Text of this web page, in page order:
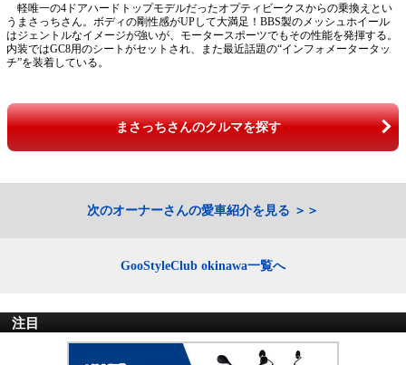
軽唯一の4ドアハードトップモデルだったオプティビークスからの乗換えとい
うまさっちさん。ボディの剛性感がUPして大満足！BBS製のメッシュホイール
はジェントルなイメージが強いが、モータースポーツでもその性能を発揮する。
内装ではGC8用のシートがセットされ、また最近話題の“インフォメータータッ
チ”を装着している。
まさっちさんのクルマを探す
次のオーナーさんの愛車紹介を見る
GooStyleClub okinawa一覧へ
注目